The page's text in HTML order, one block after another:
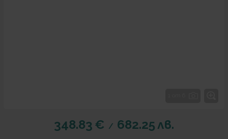
348.83 € / 682.25лв.